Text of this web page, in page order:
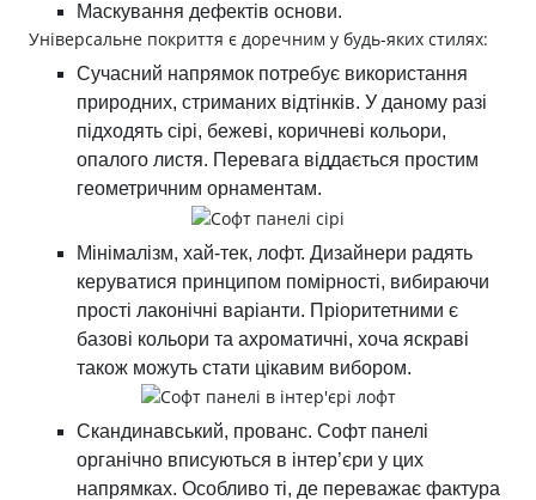
Маскування дефектів основи.
Універсальне покриття є доречним у будь-яких стилях:
Сучасний напрямок потребує використання
природних, стриманих відтінків. У даному разі
підходять сірі, бежеві, коричневі кольори,
опалого листя. Перевага віддається простим
геометричним орнаментам.
Мінімалізм, хай-тек, лофт. Дизайнери радять
керуватися принципом помірності, вибираючи
прості лаконічні варіанти. Пріоритетними є
базові кольори та ахроматичні, хоча яскраві
також можуть стати цікавим вибором.
Скандинавський, прованс. Софт панелі
органічно вписуються в інтер’єри у цих
напрямках. Особливо ті, де переважає фактура